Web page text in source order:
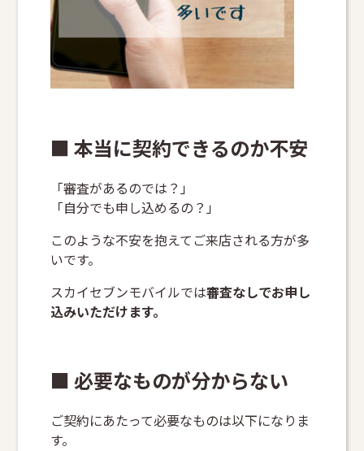
■ 本当に契約できるのか不安
「審査があるのでは？」
「自分でも申し込めるの？」
このような不安を抱えてご来店される方が多
いです。
スカイセブンモバイルでは審査なしでお申し
込みいただけます。
■ 必要なものが分からない
ご契約にあたって必要なものは以下になりま
す。